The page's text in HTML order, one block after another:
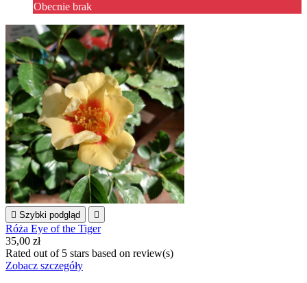
Obecnie brak
 Szybki podgląd 
Róża Eye of the Tiger
35,00 zł
Rated out of 5 stars based on review(s)
Zobacz szczegóły